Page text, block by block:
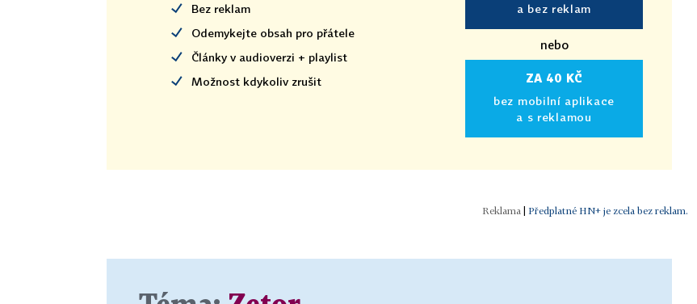
Bez reklam
Odemykejte obsah pro přátele
Články v audioverzi + playlist
Možnost kdykoliv zrušit
a bez reklam
nebo
ZA 40 KČ
bez mobilní aplikace
a s reklamou
| Předplatné HN+ je zcela bez reklam.